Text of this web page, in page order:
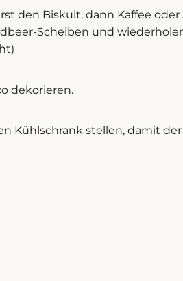
den Biskuit, dann Kaffee
Scheiben und
dekorieren.
Kühlschrank stellen, damit